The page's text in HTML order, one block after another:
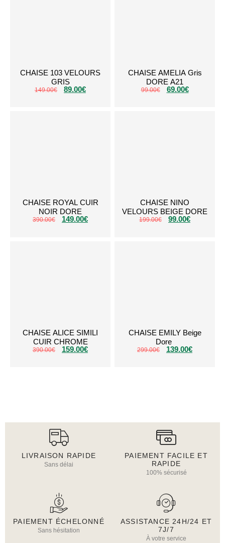
CHAISE 103 VELOURS
GRIS
149.00€ 89.00€
CHAISE AMELIA Gris
DORE A21
99.00€ 69.00€
CHAISE ROYAL CUIR
NOIR DORE
390.00€ 149.00€
CHAISE NINO
VELOURS BEIGE DORE
199.00€ 99.00€
CHAISE ALICE SIMILI
CUIR CHROME
390.00€ 159.00€
CHAISE EMILY Beige
Dore
299.00€ 139.00€
LIVRAISON RAPIDE
Sans délai
PAIEMENT FACILE ET
RAPIDE
100% sécurisé
PAIEMENT ÉCHELONNÉ
Sans hésitation
ASSISTANCE 24H/24 ET
7J/7
À votre service